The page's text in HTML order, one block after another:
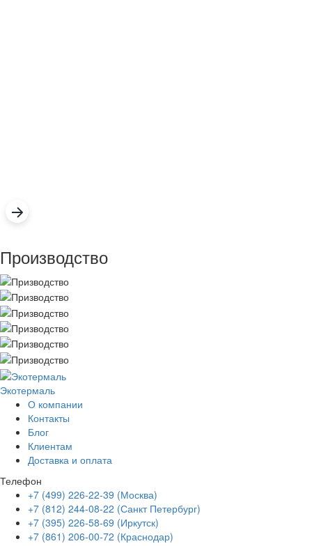
Производство
Экотермаль
О компании
Контакты
Блог
Клиентам
Доставка и оплата
Телефон
+7 (499) 226-22-39 (Москва)
+7 (812) 244-08-22 (Санкт Петербург)
+7 (395) 226-58-69 (Иркутск)
+7 (861) 206-00-72 (Краснодар)